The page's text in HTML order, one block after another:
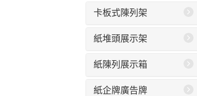
卡板式陳列架
紙堆頭展示架
紙陳列展示箱
紙企牌廣告牌